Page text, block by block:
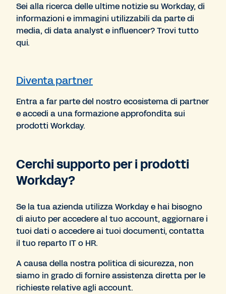
Sei alla ricerca delle ultime notizie su Workday, di
informazioni e immagini utilizzabili da parte di
media, di data analyst e influencer? Trovi tutto
qui.
Diventa partner
Entra a far parte del nostro ecosistema di partner
e accedi a una formazione approfondita sui
prodotti Workday.
Cerchi supporto per i prodotti
Workday?
Se la tua azienda utilizza Workday e hai bisogno
di aiuto per accedere al tuo account, aggiornare i
tuoi dati o accedere ai tuoi documenti, contatta
il tuo reparto IT o HR.
A causa della nostra politica di sicurezza, non
siamo in grado di fornire assistenza diretta per le
richieste relative agli account.